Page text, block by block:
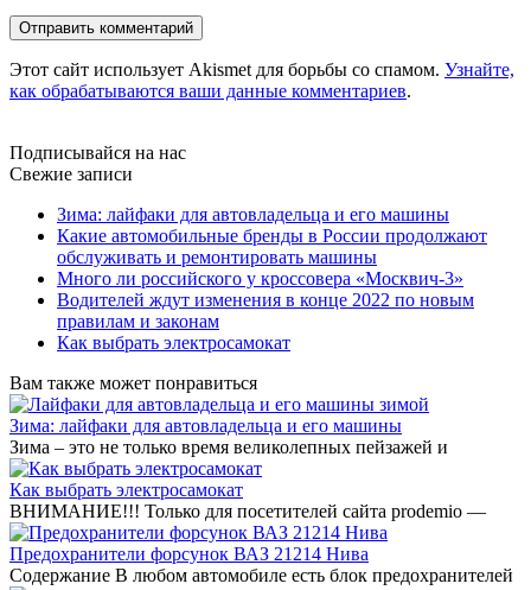
Этот сайт использует Akismet для борьбы со спамом. Узнайте,
как обрабатываются ваши данные комментариев.
Подписывайся на нас
Свежие записи
Зима: лайфаки для автовладельца и его машины
Какие автомобильные бренды в России продолжают
обслуживать и ремонтировать машины
Много ли российского у кроссовера «Москвич-3»
Водителей ждут изменения в конце 2022 по новым
правилам и законам
Как выбрать электросамокат
Вам также может понравиться
Зима: лайфаки для автовладельца и его машины
Зима – это не только время великолепных пейзажей и
Как выбрать электросамокат
ВНИМАНИЕ!!! Только для посетителей сайта prodemio —
Предохранители форсунок ВАЗ 21214 Нива
Содержание В любом автомобиле есть блок предохранителей